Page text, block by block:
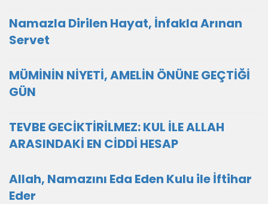
Namazla Dirilen Hayat, İnfakla Arınan
Servet
MÜMİNİN NİYETİ, AMELİN ÖNÜNE GEÇTİĞİ
GÜN
TEVBE GECİKTİRİLMEZ: KUL İLE ALLAH
ARASINDAKİ EN CİDDİ HESAP
Allah, Namazını Eda Eden Kulu ile İftihar
Eder